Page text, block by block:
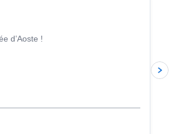
d’Aoste !